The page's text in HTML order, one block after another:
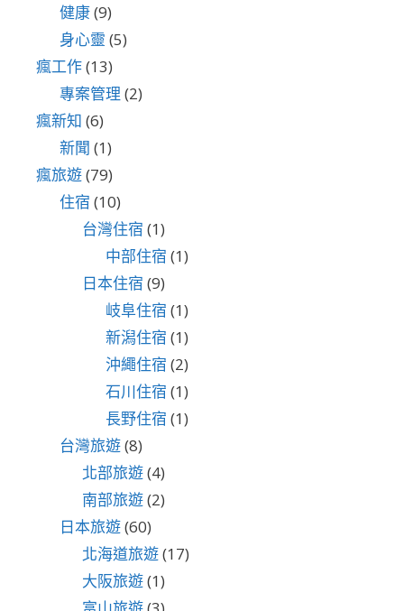
健康(9)
身心靈 (5)
瘋工作(13)
專案管理 (2)
瘋新知 (6)
新聞 (1)
瘋旅遊(79)
住宿 (10)
台灣住宿 (1)
中部住宿 (1)
日本住宿 (9)
岐阜住宿 (1)
新潟住宿 (1)
沖繩住宿 (2)
石川住宿 (1)
長野住宿 (1)
台灣旅遊(8)
北部旅遊(4)
南部旅遊(2)
日本旅遊(60)
北海道旅遊(17)
大阪旅遊(1)